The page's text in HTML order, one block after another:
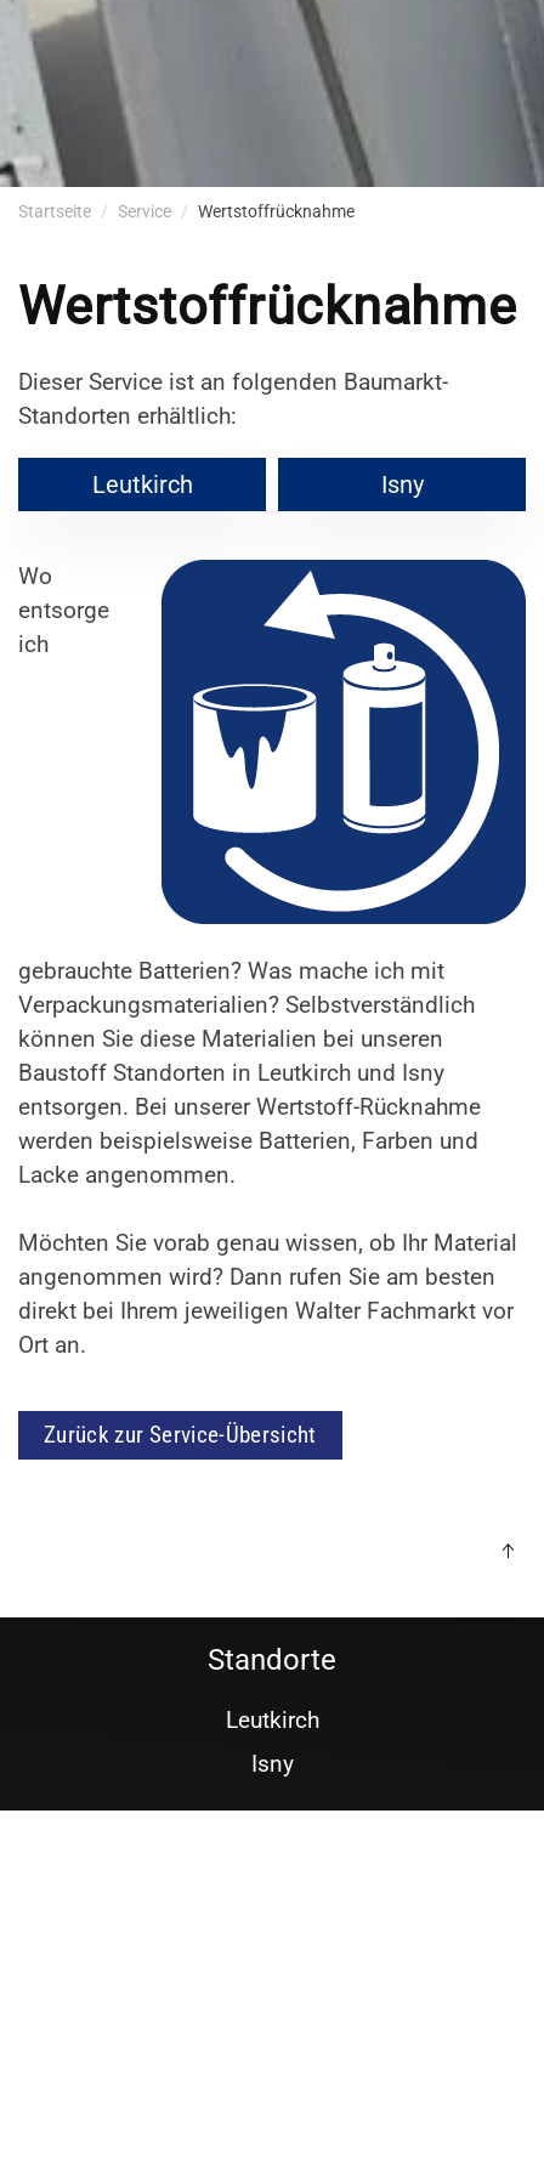
Startseite Service Wertstoffrücknahme
Wertstoffrücknahme
Dieser Service ist an folgenden Baumarkt-
Standorten erhältlich:
Leutkirch Isny
Wo
entsorge
ich
gebrauchte Batterien? Was mache ich mit
Verpackungsmaterialien? Selbstverständlich
können Sie diese Materialien bei unseren
Baustoff Standorten in Leutkirch und Isny
entsorgen. Bei unserer Wertstoff-Rücknahme
werden beispielsweise Batterien, Farben und
Lacke angenommen.
Möchten Sie vorab genau wissen, ob Ihr Material
angenommen wird? Dann rufen Sie am besten
direkt bei Ihrem jeweiligen Walter Fachmarkt vor
Ort an.
Zurück zur Service-Übersicht
Standorte
Leutkirch
Isny